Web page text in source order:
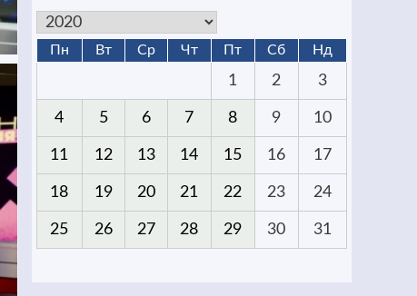
Пн Вт Ср Чт Пт Сб Нд
1 2 3
4 5 6 7 8 9 10
11 12 13 14 15 16 17
18 19 20 21 22 23 24
25 26 27 28 29 30 31